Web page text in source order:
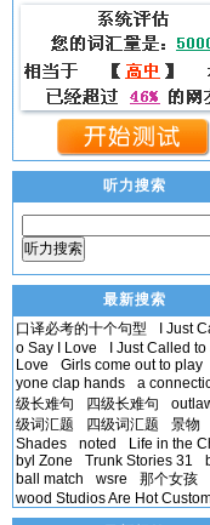
听力搜索
听力搜索
最新搜索
口译必考的十个句型
I Just
o Say I Love
I Just Called to
Love
Girls come out to play
yone clap hands
a
级长难句
四级长难句
级词汇题
四级词汇题 景物
Shades
noted
Life in the
byl Zone
Trunk Stories 31
ball match
wsre 那个女孩
wood Studios Are Hot